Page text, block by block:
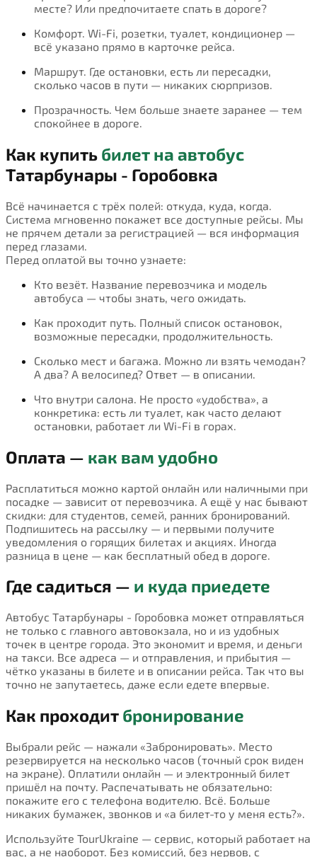
месте? Или предпочитаете спать в дороге?
Комфорт. Wi-Fi, розетки, туалет, кондиционер —
всё указано прямо в карточке рейса.
Маршрут. Где остановки, есть ли пересадки,
сколько часов в пути — никаких сюрпризов.
Прозрачность. Чем больше знаете заранее — тем
спокойнее в дороге.
Как купить билет на автобус
Татарбунары - Горобовка
Всё начинается с трёх полей: откуда, куда, когда.
Система мгновенно покажет все доступные рейсы. Мы
не прячем детали за регистрацией — вся информация
перед глазами.
Перед оплатой вы точно узнаете:
Кто везёт. Название перевозчика и модель
автобуса — чтобы знать, чего ожидать.
Как проходит путь. Полный список остановок,
возможные пересадки, продолжительность.
Сколько мест и багажа. Можно ли взять чемодан?
А два? А велосипед? Ответ — в описании.
Что внутри салона. Не просто «удобства», а
конкретика: есть ли туалет, как часто делают
остановки, работает ли Wi-Fi в горах.
Оплата — как вам удобно
Расплатиться можно картой онлайн или наличными при
посадке — зависит от перевозчика. А ещё у нас бывают
скидки: для студентов, семей, ранних бронирований.
Подпишитесь на рассылку — и первыми получите
уведомления о горящих билетах и акциях. Иногда
разница в цене — как бесплатный обед в дороге.
Где садиться — и куда приедете
Автобус Татарбунары - Горобовка может отправляться
не только с главного автовокзала, но и из удобных
точек в центре города. Это экономит и время, и деньги
на такси. Все адреса — и отправления, и прибытия —
чётко указаны в билете и в описании рейса. Так что вы
точно не запутаетесь, даже если едете впервые.
Как проходит бронирование
Выбрали рейс — нажали «Забронировать». Место
резервируется на несколько часов (точный срок виден
на экране). Оплатили онлайн — и электронный билет
пришёл на почту. Распечатывать не обязательно:
покажите его с телефона водителю. Всё. Больше
никаких бумажек, звонков и «а билет-то у меня есть?».
Используйте TourUkraine — сервис, который работает на
вас, а не наоборот. Без комиссий, без нервов, с